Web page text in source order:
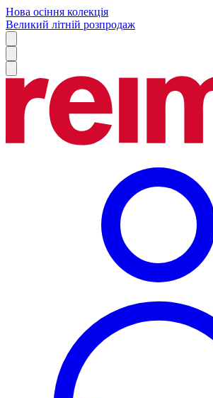
Нова осіння колекція
Великий літній розпродаж